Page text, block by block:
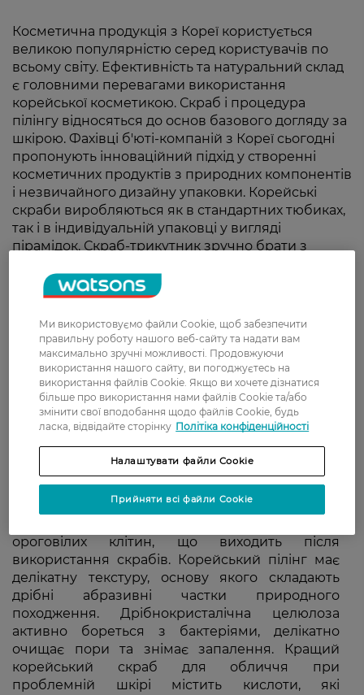
Косметична продукція з Кореї користується
великою популярністю серед користувачів по
всьому світу. Ефективність та натуральний склад
є головними перевагами використання
корейської косметикою. Скраб і процедура
пілінгу відносяться до основ базового догляду за
шкірою. Фахівці б'юті-компаній з Кореї сьогодні
пропонують інноваційний підхід у створенні
косметичних продуктів з природних компонентів
і незвичайного дизайну упаковки. Корейські
скраби виробляються як в стандартних тюбиках,
так і в індивідуальній упаковці у вигляді
пірамідок. Скраб-трикутник зручно брати з
умовах. При регулярному використанні
корейського пілінгу для обличчя поліпшується
тон, зменшується поява чорних крапок і інших
дерматологічних проблем.
Види корейської косметики:
обираємо скраб для обличчя
Правильний догляд за шкірою обов'язково
ороговілих клітин, що виходить після
використання скрабів. Корейський пілінг має
делікатну текстуру, основу якого складають
дрібні абразивні частки природного
походження. Дрібнокристалічна целюлоза
активно бореться з бактеріями, делікатно
очищає пори та знімає запалення. Кращий
корейський скраб для обличчя при
проблемній шкірі містить кислоти, які
Ми використовуємо файли Cookie, щоб забезпечити
правильну роботу нашого веб-сайту та надати вам
максимально зручні можливості. Продовжуючи
використання нашого сайту, ви погоджуєтесь на
використання файлів Cookie. Якщо ви хочете дізнатися
більше про використання нами файлів Cookie та/або
змінити свої вподобання щодо файлів Cookie, будь
ласка, відвідайте сторінку Політіка конфіденційності
Налаштувати файли Cookie
Прийняти всі файли Cookie